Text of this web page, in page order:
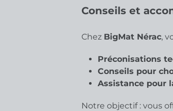
Conseils et
Chez BigMat Nérac,
Préconisations
Conseils pour
Assistance pour
Notre objectif : vous